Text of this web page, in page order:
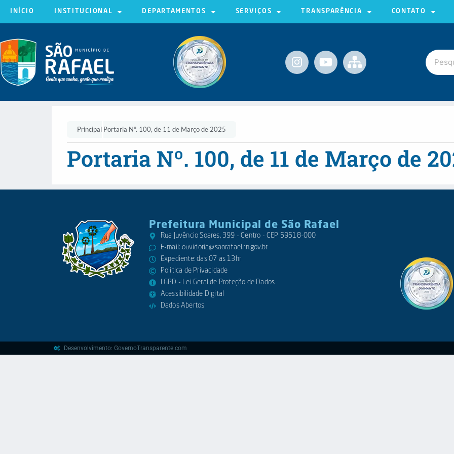
INÍCIO INSTITUCIONAL DEPARTAMENTOS SERVIÇOS TRANSPARÊNCIA CONTATO
Principal Portaria Nº. 100, de 11 de Março de 2025
Portaria Nº. 100, de 11 de Março de
Prefeitura Municipal de São Rafael
Rua Juvêncio Soares, 399 - Centro - CEP 59518-000
E-mail: ouvidoria@saorafael.rn.gov.br
Expediente: das 07 as 13hr
Política de Privacidade
LGPD - Lei Geral de Proteção de Dados
Acessibilidade Digital
Dados Abertos
Desenvolvimento: GovernoTransparente.com